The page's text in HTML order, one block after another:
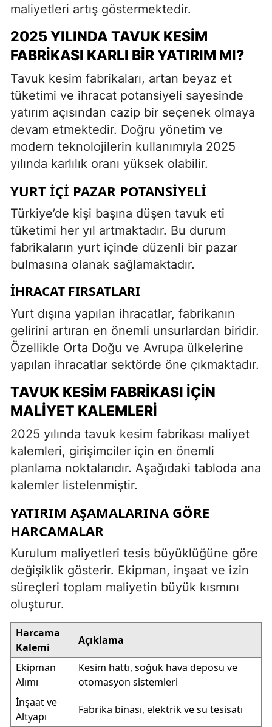
maliyetleri artış göstermektedir.
2025 YILINDA TAVUK KESIM
FABRIKASI KARLI BIR YATIRIM MI?
Tavuk kesim fabrikaları, artan beyaz et
tüketimi ve ihracat potansiyeli sayesinde
yatırım açısından cazip bir seçenek olmaya
devam etmektedir. Doğru yönetim ve
modern teknolojilerin kullanımıyla 2025
yılında karlılık oranı yüksek olabilir.
YURT İÇI PAZAR POTANSIYELI
Türkiye’de kişi başına düşen tavuk eti
tüketimi her yıl artmaktadır. Bu durum
fabrikaların yurt içinde düzenli bir pazar
bulmasına olanak sağlamaktadır.
İHRACAT FIRSATLARI
Yurt dışına yapılan ihracatlar, fabrikanın
gelirini artıran en önemli unsurlardan biridir.
Özellikle Orta Doğu ve Avrupa ülkelerine
yapılan ihracatlar sektörde öne çıkmaktadır.
TAVUK KESIM FABRIKASI İÇIN
MALIYET KALEMLERI
2025 yılında tavuk kesim fabrikası maliyet
kalemleri, girişimciler için en önemli
planlama noktalarıdır. Aşağıdaki tabloda ana
kalemler listelenmiştir.
YATIRIM AŞAMALARINA GÖRE
HARCAMALAR
Kurulum maliyetleri tesis büyüklüğüne göre
değişiklik gösterir. Ekipman, inşaat ve izin
süreçleri toplam maliyetin büyük kısmını
oluşturur.
Harcama
Kalemi
Açıklama
Ekipman
Alımı
Kesim hattı, soğuk hava deposu ve
otomasyon sistemleri
İnşaat ve
Altyapı
Fabrika binası, elektrik ve su tesisatı